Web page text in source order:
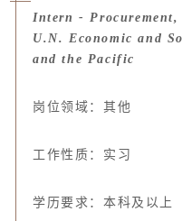
Intern - Procurement,
U.N. Economic and
and the Pacific
岗位领域：其他
工作性质：实习
学历要求：本科及以上